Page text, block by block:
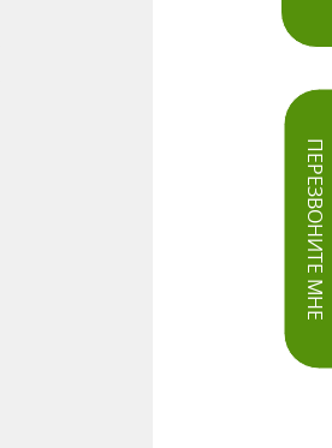
ПЕРЕЗВОНИТЕ МНЕ